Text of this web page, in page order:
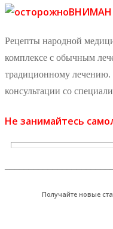
Рецепты народной
комплексе с обычным
традиционному
консультации со
Не занимайтесь
Получайте новые